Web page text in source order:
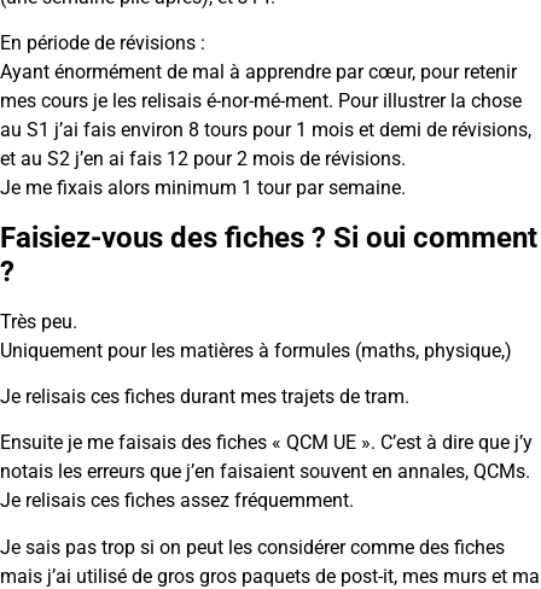
En période de révisions :
Ayant énormément de mal à apprendre par cœur, pour retenir
mes cours je les relisais é-nor-mé-ment. Pour illustrer la chose
au S1 j’ai fais environ 8 tours pour 1 mois et demi de révisions,
et au S2 j’en ai fais 12 pour 2 mois de révisions.
Je me fixais alors minimum 1 tour par semaine.
Faisiez-vous des fiches ? Si oui comment
?
Très peu.
Uniquement pour les matières à formules (maths, physique,)
Je relisais ces fiches durant mes trajets de tram.
Ensuite je me faisais des fiches « QCM UE ». C’est à dire que j’y
notais les erreurs que j’en faisaient souvent en annales, QCMs.
Je relisais ces fiches assez fréquemment.
Je sais pas trop si on peut les considérer comme des fiches
mais j’ai utilisé de gros gros paquets de post-it, mes murs et ma